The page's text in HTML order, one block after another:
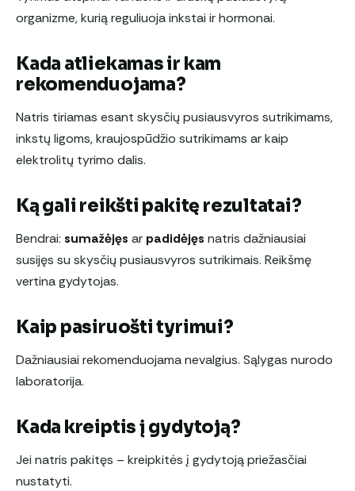
organizme, kurią reguliuoja inkstai ir hormonai.
Kada atliekamas ir kam
rekomenduojama?
Natris tiriamas esant skysčių pusiausvyros sutrikimams,
inkstų ligoms, kraujospūdžio sutrikimams ar kaip
elektrolitų tyrimo dalis.
Ką gali reikšti pakitę rezultatai?
Bendrai: sumažėjęs ar padidėjęs natris dažniausiai
susijęs su skysčių pusiausvyros sutrikimais. Reikšmę
vertina gydytojas.
Kaip pasiruošti tyrimui?
Dažniausiai rekomenduojama nevalgius. Sąlygas nurodo
laboratorija.
Kada kreiptis į gydytoją?
Jei natris pakitęs – kreipkitės į gydytoją priežasčiai
nustatyti.